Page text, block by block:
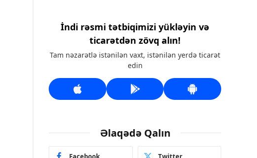
İndi rəsmi tətbiqimizi yükləyin və
ticarətdən zövq alın!
Tam nəzarətlə istənilən vaxt, istənilən yerdə ticarət
edin
Əlaqədə Qalın